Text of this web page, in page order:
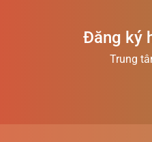
Đăng ký
Trung